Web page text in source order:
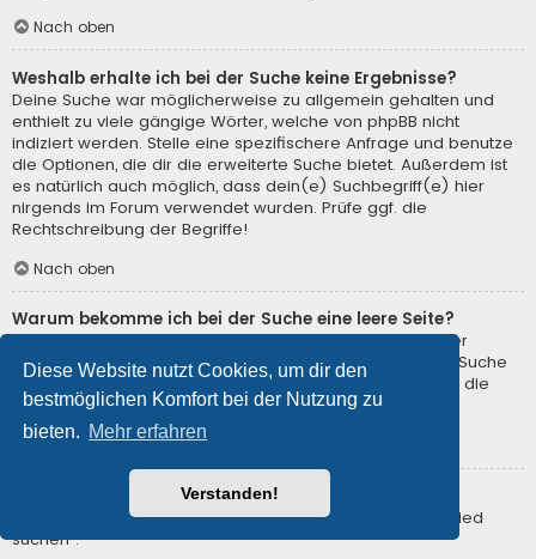
Diese Website nutzt Cookies, um dir den
bestmöglichen Komfort bei der Nutzung zu
bieten. Mehr erfahren
Verstanden!
Nach oben
Weshalb erhalte ich bei der Suche keine Ergebnisse?
Deine Suche war möglicherweise zu allgemein gehalten und
enthielt zu viele gängige Wörter, welche von phpBB nicht
indiziert werden. Stelle eine spezifischere Anfrage und benutze
die Optionen, die dir die erweiterte Suche bietet. Außerdem ist
es natürlich auch möglich, dass dein(e) Suchbegriff(e) hier
nirgends im Forum verwendet wurden. Prüfe ggf. die
Rechtschreibung der Begriffe!
Nach oben
Warum bekomme ich bei der Suche eine leere Seite?
Deine Suche lieferte zu viele Ergebnisse, somit konnte der
Webserver sie nicht verarbeiten. Benutze die erweiterte Suche
und gib spezifischere Suchbegriffe ein oder beschränke die
Suche auf verschiedene Unterforen.
Nach oben
Wie kann ich nach Mitgliedern suchen?
Gehe zur Mitgliederliste und klicke auf „Nach einem Mitglied
suchen“.